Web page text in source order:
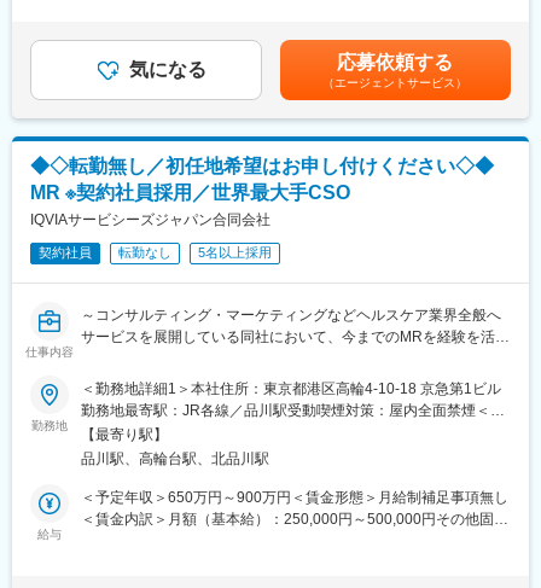
将来のキャリアに関してサポートをしていきます。
《職種に関して》
■MRとは主に医師や薬剤師等へ、担当製品の情報提供を行いま
す。担当施設の患者様に応じた情報提供や、担当製品の処方後の
情報収集を行います。
変更の範囲：会社の定める業務
■夜勤なし！日勤・土日祝休みで働き方改善・ワークライフバラン
スの両立が叶う！
■明確な評価制度あり！自身の成果や頑張りが客観的に評価され、
年収に反映されます。また、在籍年数が増えると永年勤続報奨金
や四半期一時金などの手当もアップします。つまり、やりがいや
努力がきちんと報われる報酬制度になっています。
《丁寧な研修・支援体制で成長を応援！》
入社後は2カ月間の研修制度がありますので、未経験の方も安心し
てご応募ください！同期社員と一緒に集中的に研修を行い、その
また、配属後も一人ひとりの知識とスキルレベルを上げるために
様々な研修をご用意しています。
《あなたの想いを実現する豊富なキャリアプランとサポート体
制！》
志向性やその時の環境に応じてや「１つの領域で専門性を高め
る」「幅広い疾患をカバーできるオールラウンダーになる」「本
社部門（マネージャー、研修部門など）へのキャリアチェンジ」
など幅広いキャリアプランがあります。また、弊社のマネージャ
ーのほとんどは、MRからキャリアをチェンジしているメンバーで
四半期一時金：10万円（四半期に1回、10万円程度支給）※ただし
支給条件有。他、永続勤務報奨金（3年勤務5万円支給、5年勤務
10万円…）ございます。賃金はあくまでも目安の金額であり、選
考を通じて上下する可能性があります。月給(月額)は固定手当を含
めた表記です。
気になる 応募依頼する
（エージェントサービス）
◆◇転勤無し／初任地希望はお申し付けください◇◆
MR ※契約社員採用／世界最大手CSO
IQVIAサービシーズジャパン合同会社
契約社員 転勤なし 5名以上採用
仕事内容
～コンサルティング・マーケティングなどヘルスケア業界全般へ
サービスを展開している同社において、今までのMRを経験を活か
■具体的な業務詳細：これまでのMRとしての実績、経験をもと
に、同社のコントラクトMRとしてクライアントのビジネスに貢献
いただきます。
・現在MRは正社員採用を積極的に行っておりますが、ご転勤が難
しい方に向けて、契約社員採用も実施しております
・担当エリア内での訪問医療施設のターゲティング、担当医療施
勤務地
＜勤務地詳細1＞本社住所：東京都港区高輪4-10-18 京急第1ビル
勤務地最寄駅：JR各線／品川駅受動喫煙対策：屋内全面禁煙＜勤
務地詳細2＞全国住所：全国 ※希望勤務地はアドバイザーにお伝
えください。 受動喫煙対策：屋内全面禁煙変更の範囲：会社の定
【最寄り駅】
品川駅、高輪台駅、北品川駅
給与
＜予定年収＞650万円～900万円＜賃金形態＞月給制補足事項無し
＜賃金内訳＞月額（基本給）：250,000円～500,000円その他固定